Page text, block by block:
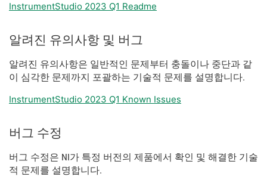
InstrumentStudio 2023 Q1 Readme
알려진 유의사항 및 버그
알려진 유의사항은 일반적인 문제부터 충돌이나 중단과 같
이 심각한 문제까지 포괄하는 기술적 문제를 설명합니다.
InstrumentStudio 2023 Q1 Known Issues
버그 수정
버그 수정은 NI가 특정 버전의 제품에서 확인 및 해결한 기술
적 문제를 설명합니다.